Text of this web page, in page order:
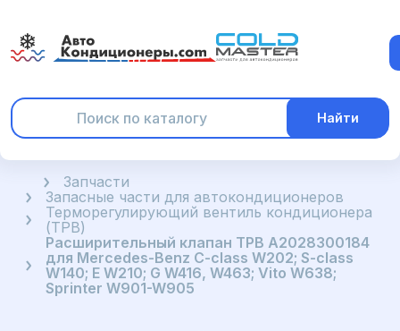
Найти
ГлавнаяЗапчасти
Запасные части для автокондиционеров
Терморегулирующий вентиль кондиционера
(ТРВ)
Расширительный клапан ТРВ A2028300184
для Mercedes-Benz C-class W202; S-class
W140; E W210; G W416, W463; Vito W638;
Sprinter W901-W905